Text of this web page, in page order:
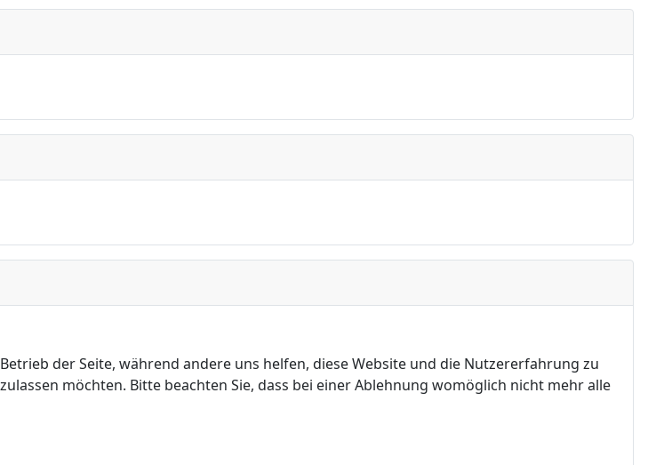
der Seite, während andere uns helfen, diese Website und die Nutzererfahrung zu
möchten. Bitte beachten Sie, dass bei einer Ablehnung womöglich nicht mehr alle